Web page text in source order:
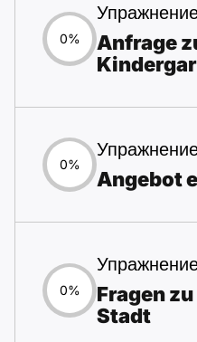
0%
Anfrage
0%
Angebot
0%
Fragen
Stadt